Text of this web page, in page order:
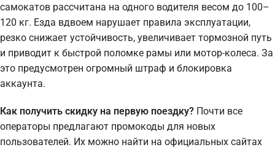
самокатов рассчитана на одного водителя весом до 100–
120 кг. Езда вдвоем нарушает правила эксплуатации,
резко снижает устойчивость, увеличивает тормозной путь
и приводит к быстрой поломке рамы или мотор-колеса. За
это предусмотрен огромный штраф и блокировка
аккаунта.
Как получить скидку на первую поездку? Почти все
операторы предлагают промокоды для новых
пользователей. Их можно найти на официальных сайтах